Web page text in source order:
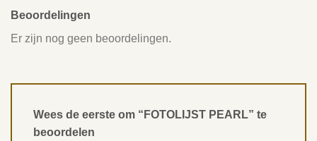
Beoordelingen
Er zijn nog geen beoordelingen.
Wees de eerste om “FOTOLIJST PEARL” te
beoordelen